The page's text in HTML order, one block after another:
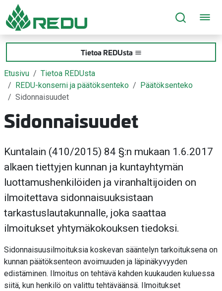
Siirry sivusisältöön
Tietoa REDUsta
Etusivu
Tietoa REDUsta
REDU-konserni ja päätöksenteko
Päätöksenteko
Sidonnaisuudet
Sidonnaisuudet
Kuntalain (410/2015) 84 §:n mukaan 1.6.2017
alkaen tiettyjen kunnan ja kuntayhtymän
luottamushenkilöiden ja viranhaltijoiden on
ilmoitettava sidonnaisuuksistaan
tarkastuslautakunnalle, joka saattaa
ilmoitukset yhtymäkokouksen tiedoksi.
Sidonnaisuusilmoituksia koskevan sääntelyn tarkoituksena on
kunnan päätöksenteon avoimuuden ja läpinäkyvyyden
edistäminen. Ilmoitus on tehtävä kahden kuukauden kuluessa
siitä, kun henkilö on valittu tehtäväänsä. Ilmoitukset